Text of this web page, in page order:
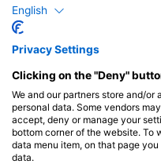
Ронилачки
English
Privacy Settings
Clicking on the "Deny"
We and our partners store and/
personal data. Some vendors
accept, deny or manage your
bottom corner of the website.
data menu item, on that page
data.